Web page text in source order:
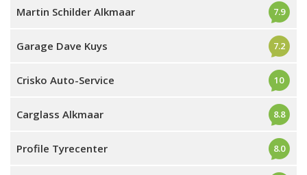
Martin Schilder Alkmaar 7.9
Garage Dave Kuys 7.2
Crisko Auto-Service 10
Carglass Alkmaar 8.8
Profile Tyrecenter 8.0